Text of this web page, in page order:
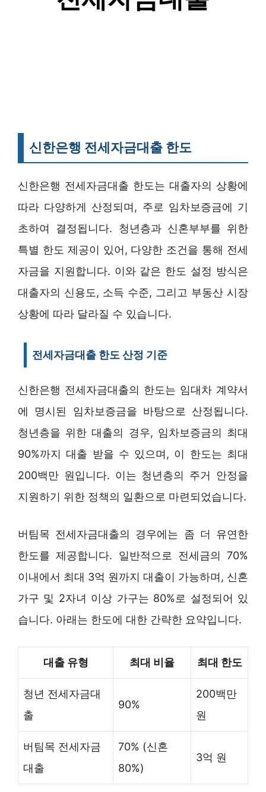
신한은행 전세자금대출 한도
신한은행 전세자금대출 한도는 대출자의 상황에
따라 다양하게 산정되며, 주로 임차보증금에 기
초하여 결정됩니다. 청년층과 신혼부부를 위한
특별 한도 제공이 있어, 다양한 조건을 통해 전세
자금을 지원합니다. 이와 같은 한도 설정 방식은
대출자의 신용도, 소득 수준, 그리고 부동산 시장
상황에 따라 달라질 수 있습니다.
전세자금대출 한도 산정 기준
신한은행 전세자금대출의 한도는 임대차 계약서
에 명시된 임차보증금을 바탕으로 산정됩니다.
청년층을 위한 대출의 경우, 임차보증금의 최대
90%까지 대출 받을 수 있으며, 이 한도는 최대
200백만 원입니다. 이는 청년층의 주거 안정을
지원하기 위한 정책의 일환으로 마련되었습니다.
버팀목 전세자금대출의 경우에는 좀 더 유연한
한도를 제공합니다. 일반적으로 전세금의 70%
이내에서 최대 3억 원까지 대출이 가능하며, 신혼
가구 및 2자녀 이상 가구는 80%로 설정되어 있
습니다. 아래는 한도에 대한 간략한 요약입니다.
대출 유형 최대 비율 최대 한도
청년 전세자금대
출
90%
200백만
원
버팀목 전세자금
대출
70% (신혼
80%)
3억 원